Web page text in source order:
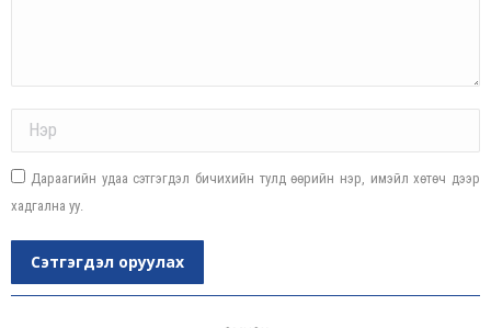
Дараагийн удаа сэтгэгдэл бичихийн тулд өөрийн нэр, имэйл хөтөч дээр
хадгална уу.
Сэтгэгдэл оруулах